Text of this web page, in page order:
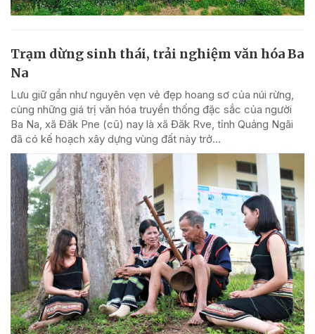
Trạm dừng sinh thái, trải nghiệm văn hóa Ba
Na
Lưu giữ gần như nguyên vẹn vẻ đẹp hoang sơ của núi rừng,
cùng những giá trị văn hóa truyền thống đặc sắc của người
Ba Na, xã Đăk Pne (cũ) nay là xã Đăk Rve, tỉnh Quảng Ngãi
đã có kế hoạch xây dựng vùng đất này trở...